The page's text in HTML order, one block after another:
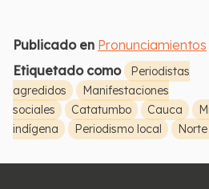
Publicado en Pronunciamientos
Etiquetado como
Periodistas
agredidos
Manifestaciones
sociales
Catatumbo Cauca
indígena
Periodismo local